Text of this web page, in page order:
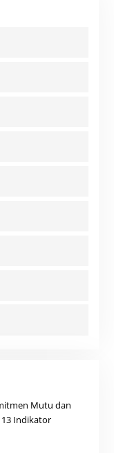
Mutu dan
13 Indikator